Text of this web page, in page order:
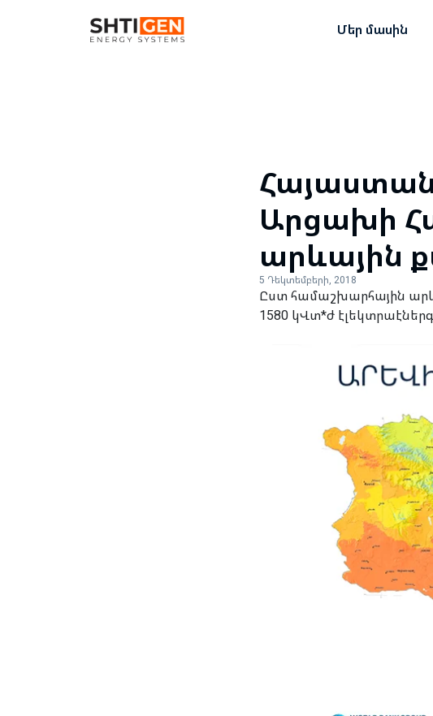
Մեր մասին
Արցախի
արևային
5 Դեկտեմբերի, 2018
Ըստ համաշխարհային
1580 կՎտ*ժ